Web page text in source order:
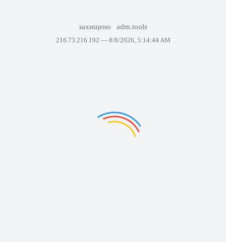
захищено adm.tools
216.73.216.192 — 8/8/2026, 5:14:44 AM